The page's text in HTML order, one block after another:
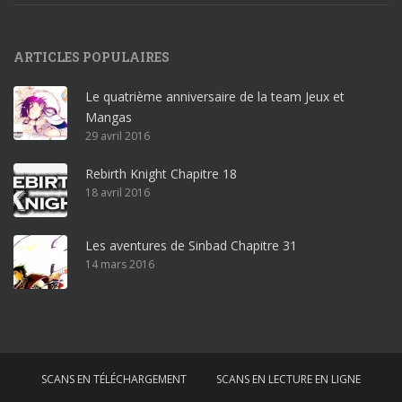
r
o
ff
i
c
e
3
r
ARTICLES POPULAIRES
Le quatrième anniversaire de la team Jeux et
Mangas
29 avril 2016
Rebirth Knight Chapitre 18
18 avril 2016
Les aventures de Sinbad Chapitre 31
14 mars 2016
SCANS EN TÉLÉCHARGEMENT SCANS EN LECTURE EN LIGNE